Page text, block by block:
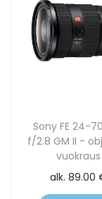
Sony FE 24-
f/2.8 GM II -
vuokraus
alk.89.00